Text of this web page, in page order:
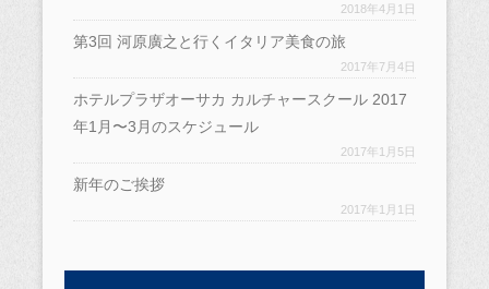
2018年4月1日
第3回 河原廣之と行くイタリア美食の旅
2017年7月4日
ホテルプラザオーサカ カルチャースクール 2017
年1月〜3月のスケジュール
2017年1月5日
新年のご挨拶
2017年1月1日